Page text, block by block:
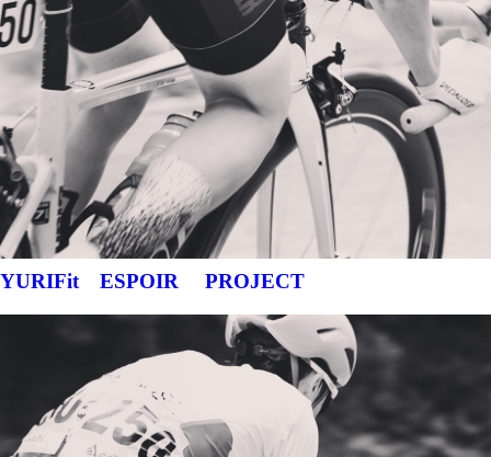
YURIFit ESPOIR PROJECT